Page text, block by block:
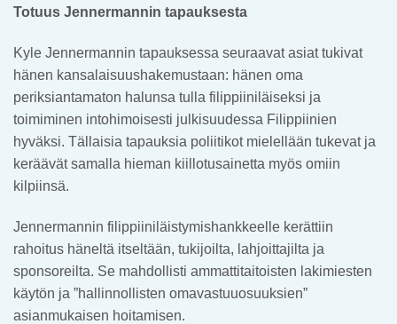
Totuus Jennermannin tapauksesta
Kyle Jennermannin tapauksessa seuraavat asiat tukivat
hänen kansalaisuushakemustaan: hänen oma
periksiantamaton halunsa tulla filippiiniläiseksi ja
toimiminen intohimoisesti julkisuudessa Filippiinien
hyväksi. Tällaisia tapauksia poliitikot mielellään tukevat ja
keräävät samalla hieman kiillotusainetta myös omiin
kilpiinsä.
Jennermannin filippiiniläistymishankkeelle kerättiin
rahoitus häneltä itseltään, tukijoilta, lahjoittajilta ja
sponsoreilta. Se mahdollisti ammattitaitoisten lakimiesten
käytön ja ”hallinnollisten omavastuuosuuksien”
asianmukaisen hoitamisen.